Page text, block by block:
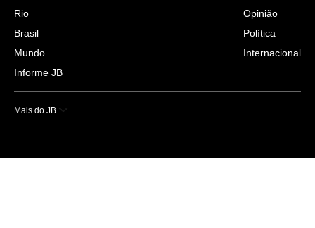
Rio
Brasil
Mundo
Informe JB
Opinião
Política
Internacional
Mais do JB
Esportes